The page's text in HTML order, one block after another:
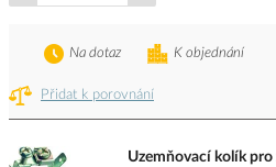
Přidat k porovnání
K objednání
Na dotaz
Uzemňovací kolík pro